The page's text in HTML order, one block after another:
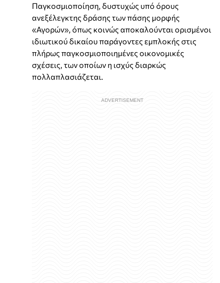
Παγκοσμιοποίηση, δυστυχώς υπό όρους
ανεξέλεγκτης δράσης των πάσης μορφής
«Αγορών», όπως κοινώς αποκαλούνται ορισμένοι
ιδιωτικού δικαίου παράγοντες εμπλοκής στις
πλήρως παγκοσμιοποιημένες οικονομικές
σχέσεις, των οποίων η ισχύς διαρκώς
πολλαπλασιάζεται.